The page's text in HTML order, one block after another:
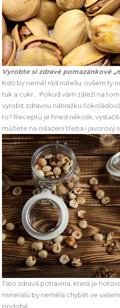
Vyrobte si zdravé pomazánkové
Kdo by neměl rád nutellu, ovšem ty
tuk a cukr… Pokud vám záleží na
vyrobit zdravou náhražku
to? Receptů je hned několik,
můžete na oslazení třeba i javorový
Tato zdravá potravina, která je
minerálů by neměla chybět ve
podobě.